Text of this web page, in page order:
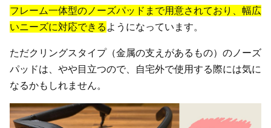
フレーム一体型のノーズパッドまで用意されており、幅広
いニーズに対応できる ようになっています。
ただクリングスタイプ（金属の支えがあるもの）のノーズ
パッドは、やや目立つので、自宅外で使用する際には気に
なるかもしれません。